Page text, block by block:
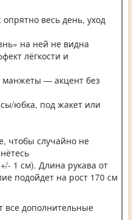
весь день, уход
на ней не видна
лёгкости и
— акцент без
юбка, под жакет или
чтобы случайно не
1 см). Длина рукава от
подойдет на рост 170 см
все дополнительные